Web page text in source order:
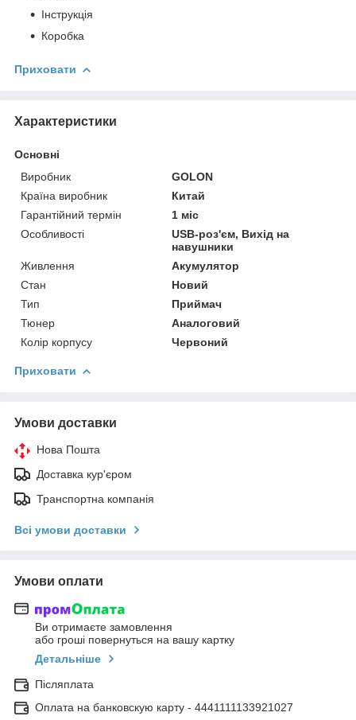
Інструкція
Коробка
Приховати
Характеристики
Основні
Виробник
GOLON
Країна виробник
Китай
Гарантійний термін
1 міс
Особливості
USB-роз'єм, Вихід на
навушники
Живлення
Акумулятор
Стан
Новий
Тип
Приймач
Тюнер
Аналоговий
Колір корпусу
Червоний
Приховати
Умови доставки
Нова Пошта
Доставка кур'єром
Транспортна компанія
Всі умови доставки
Умови оплати
Ви отримаєте замовлення
або гроші повернуться на вашу картку
Детальніше
Післяплата
Оплата на банковскую карту - 4441111133921027